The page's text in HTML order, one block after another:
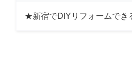
★新宿でDIYリフォームでき